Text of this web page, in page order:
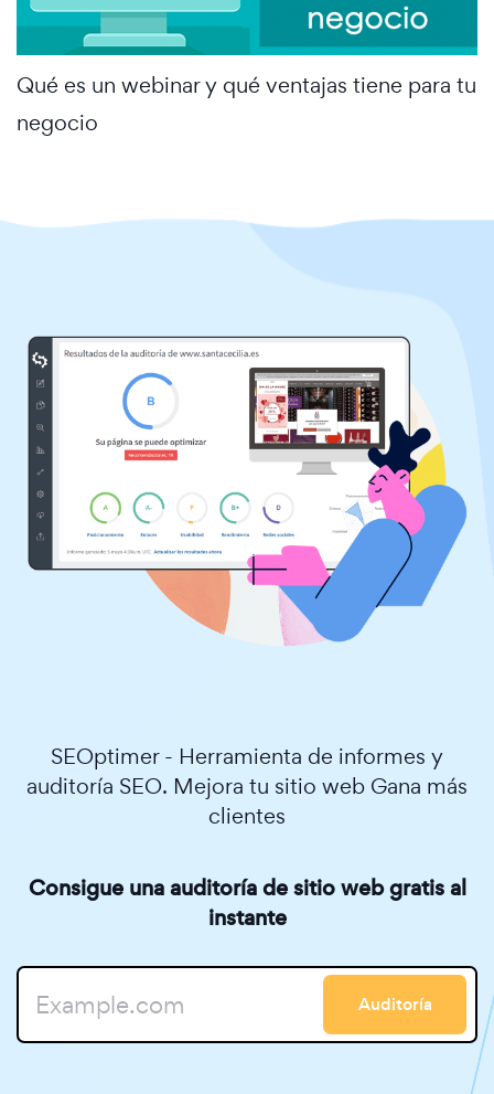
Qué es un webinar y qué ventajas tiene para tu
negocio
SEOptimer - Herramienta de informes y
auditoría SEO. Mejora tu sitio web Gana más
clientes
Consigue una auditoría de sitio web gratis al
instante
Auditoría